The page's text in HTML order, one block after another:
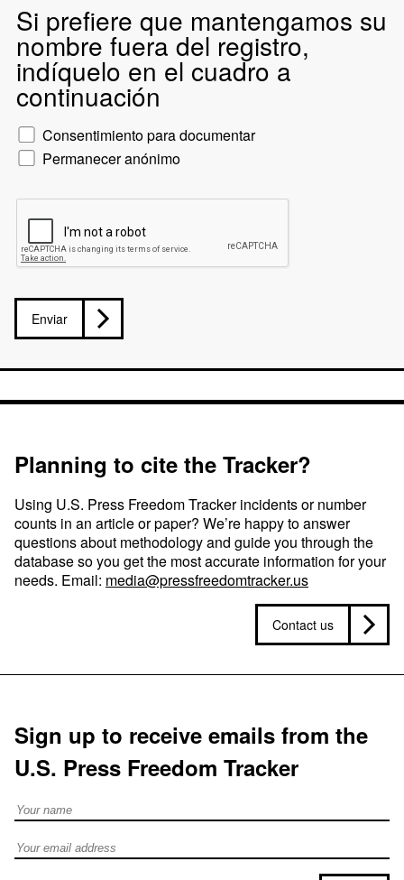
Si prefiere que mantengamos su
nombre fuera del registro,
indíquelo en el cuadro a
continuación
Consentimiento para documentar
Permanecer anónimo
Enviar
Planning to cite the Tracker?
Using U.S. Press Freedom Tracker incidents or number
counts in an article or paper? We’re happy to answer
questions about methodology and guide you through the
database so you get the most accurate information for your
needs. Email: media@pressfreedomtracker.us
Contact us
Sign up to receive emails from the
U.S. Press Freedom Tracker
Full Name
Email address